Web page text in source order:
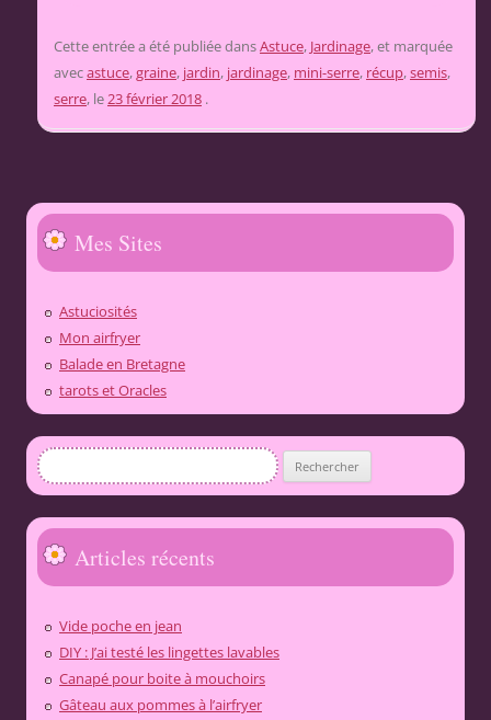
Cette entrée a été publiée dansAstuce, Jardinage, et marquée
avecastuce,graine, jardin, jardinage, mini-serre, récup,semis,
serre, le23 février 2018 .
Mes Sites
Astuciosités
Mon airfryer
Balade en Bretagne
tarots et Oracles
Rechercher :
Articles récents
Vide poche en jean
DIY : J’ai testé les lingettes lavables
Canapé pour boite à mouchoirs
Gâteau aux pommes à l’airfryer